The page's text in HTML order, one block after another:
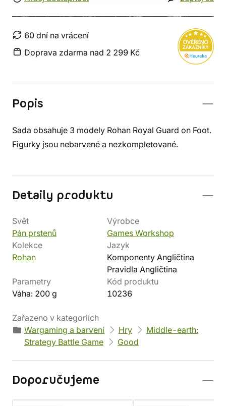
60 dní na vrácení
Doprava zdarma nad 2 299 Kč
Popis
Sada obsahuje 3 modely Rohan Royal Guard on Foot.
Figurky jsou nebarvené a nezkompletované.
Detaily produktu
Svět
Pán prstenů
Výrobce
Games Workshop
Kolekce
Rohan
Jazyk
Komponenty Angličtina
Pravidla Angličtina
Parametry
Váha: 200 g
Kód produktu
10236
Zařazeno v kategoriích
Wargaming a barvení
Hry
Middle-earth:
Strategy Battle Game
Good
Doporučujeme